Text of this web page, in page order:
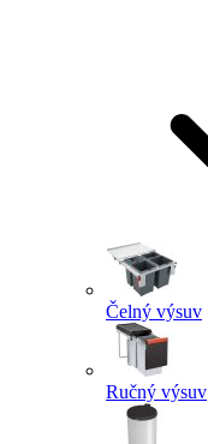
Čelný výsuv
Ručný výsuv